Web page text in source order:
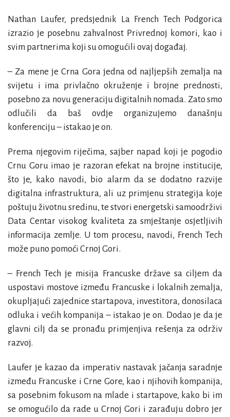
Nathan Laufer, predsjednik La French Tech Podgorica
izrazio je posebnu zahvalnost Privrednoj komori, kao i
svim partnerima koji su omogućili ovaj događaj.
– Za mene je Crna Gora jedna od najljepših zemalja na
svijetu i ima privlačno okruženje i brojne prednosti,
posebno za novu generaciju digitalnih nomada. Zato smo
odlučili da baš ovdje organizujemo današnju
konferenciju – istakao je on.
Prema njegovim riječima, sajber napad koji je pogodio
Crnu Goru imao je razoran efekat na brojne institucije,
što je, kako navodi, bio alarm da se dodatno razvije
digitalna infrastruktura, ali uz primjenu strategija koje
poštuju životnu sredinu, te stvori energetski samoodrživi
Data Centar visokog kvaliteta za smještanje osjetljivih
informacija zemlje. U tom procesu, navodi, French Tech
može puno pomoći Crnoj Gori.
– French Tech je misija Francuske države sa ciljem da
uspostavi mostove između Francuske i lokalnih zemalja,
okupljajući zajednice startapova, investitora, donosilaca
odluka i većih kompanija – istakao je on. Dodao je da je
glavni cilj da se pronađu primjenjiva rešenja za održiv
razvoj.
Laufer je kazao da imperativ nastavak jačanja saradnje
između Francuske i Crne Gore, kao i njihovih kompanija,
sa posebnim fokusom na mlade i startapove, kako bi im
se omogućilo da rade u Crnoj Gori i zarađuju dobro jer